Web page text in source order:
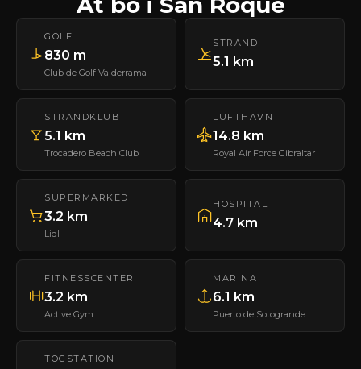
GOLF
830 m
Club de Golf Valderrama
STRAND
5.1 km
STRANDKLUB
5.1 km
Trocadero Beach Club
LUFTHAVN
14.8 km
Royal Air Force Gibraltar
SUPERMARKED
3.2 km
Lidl
HOSPITAL
4.7 km
FITNESSCENTER
3.2 km
Active Gym
MARINA
6.1 km
Puerto de Sotogrande
TOGSTATION